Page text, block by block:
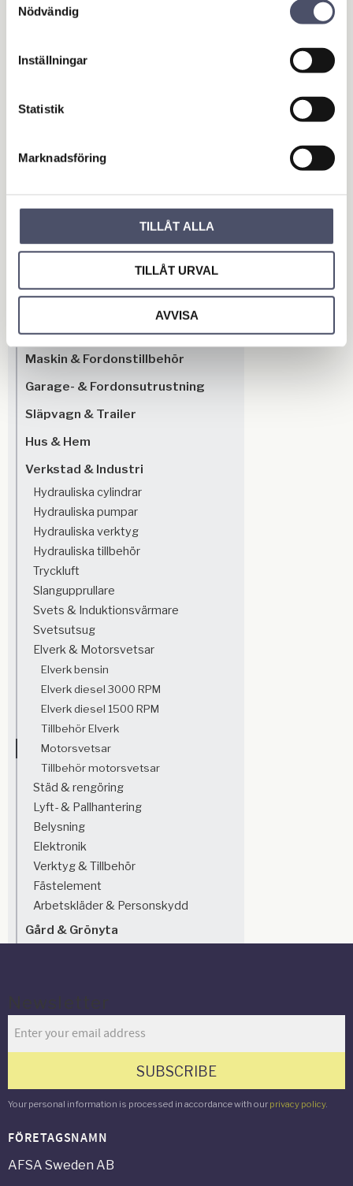
Nödvändig
Inställningar
Statistik
Marknadsföring
TILLÅT ALLA
TILLÅT URVAL
AVVISA
S/CF
klarar jobbet
53 997,00KR
Add to favorites
OUTLET - REA
Maskin & Fordonstillbehör
Garage- & Fordonsutrustning
Släpvagn & Trailer
Hus & Hem
Verkstad & Industri
Hydrauliska cylindrar
Hydrauliska pumpar
Hydrauliska verktyg
Hydrauliska tillbehör
Tryckluft
Slangupprullare
Svets & Induktionsvärmare
Svetsutsug
Elverk & Motorsvetsar
Elverk bensin
Elverk diesel 3000 RPM
Elverk diesel 1500 RPM
Tillbehör Elverk
Motorsvetsar
Tillbehör motorsvetsar
Städ & rengöring
Lyft- & Pallhantering
Belysning
Elektronik
Verktyg & Tillbehör
Fästelement
Arbetskläder & Personskydd
Gård & Grönyta
SUBSCRIBE
Your personal information is processed in accordance with our privacy policy.
FÖRETAGSNAMN
AFSA Sweden AB